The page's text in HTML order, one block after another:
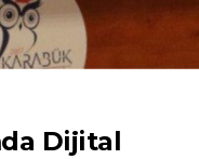
Dijital